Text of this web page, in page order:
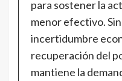
para sostener la
menor efectivo.
incertidumbre
recuperación del
mantiene la